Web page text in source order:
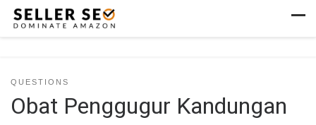
Skip to content
QUESTIONS
Obat Penggugur Kandungan